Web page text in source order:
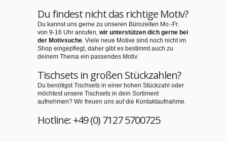
Du findest nicht das richtige Motiv?
Du kannst uns gerne zu unseren Bürozeiten Mo.-Fr.
von 9-16 Uhr anrufen, wir unterstützen dich gerne bei
der Motivsuche. Viele neue Motive sind noch nicht im
Shop eingepflegt, daher gibt es bestimmt auch zu
deinem Thema ein passendes Motiv.
Tischsets in großen Stückzahlen?
Du benötigst Tischsets in einer hohen Stückzahl oder
möchtest unsere Tischsets in dein Sortiment
aufnehmen? Wir freuen uns auf die Kontaktaufnahme.
Hotline: +49 (0) 7127 5700725